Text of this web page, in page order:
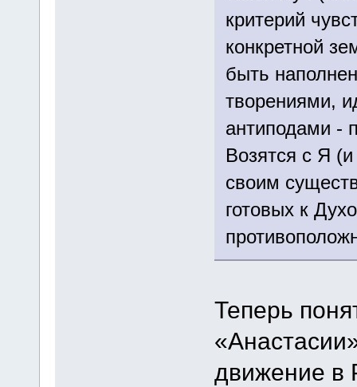
критерий
конкретной
быть
творениями,
антиподами -
Возятся с Я
своим
готовых к
Теперь
движение в